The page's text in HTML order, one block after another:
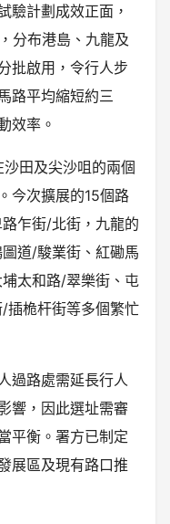
驗計劃成效正面，
分布港島、九龍及
批啟用，令行人步
路平均縮短約三
效率。
田及尖沙咀的兩個
今次擴展的15個路
乍街/北街，九龍的
道/駿業街、紅磡馬
太和路/翠樂街、屯
插桅杆街等多個繁忙
過路處需延長行人
響，因此選址需審
平衡。署方已制定
展區及現有路口推